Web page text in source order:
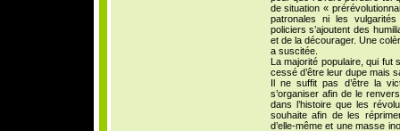
de situation «
patronales ni les
policiers s’ajoutent des
et de la décourager. Une
a suscitée.
La majorité populaire, qui fut
cessé d’être leur dupe mais
Il ne suffit pas d’être la
s’organiser afin de le
dans l’histoire que les
souhaite afin de les
d’elle-même et une masse